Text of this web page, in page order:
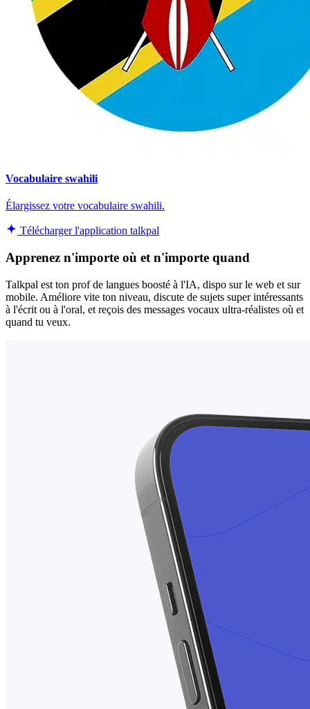
Vocabulaire swahili
Élargissez votre vocabulaire swahili.
Télécharger l'application talkpal
Apprenez n'importe où et n'importe quand
Talkpal est ton prof de langues boosté à l'IA, dispo sur le web et sur
mobile. Améliore vite ton niveau, discute de sujets super intéressants
à l'écrit ou à l'oral, et reçois des messages vocaux ultra-réalistes où et
quand tu veux.